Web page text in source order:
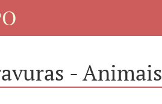
- Animais